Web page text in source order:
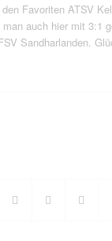
Favoriten ATSV
auch hier mit 3:1
Sandharlanden.